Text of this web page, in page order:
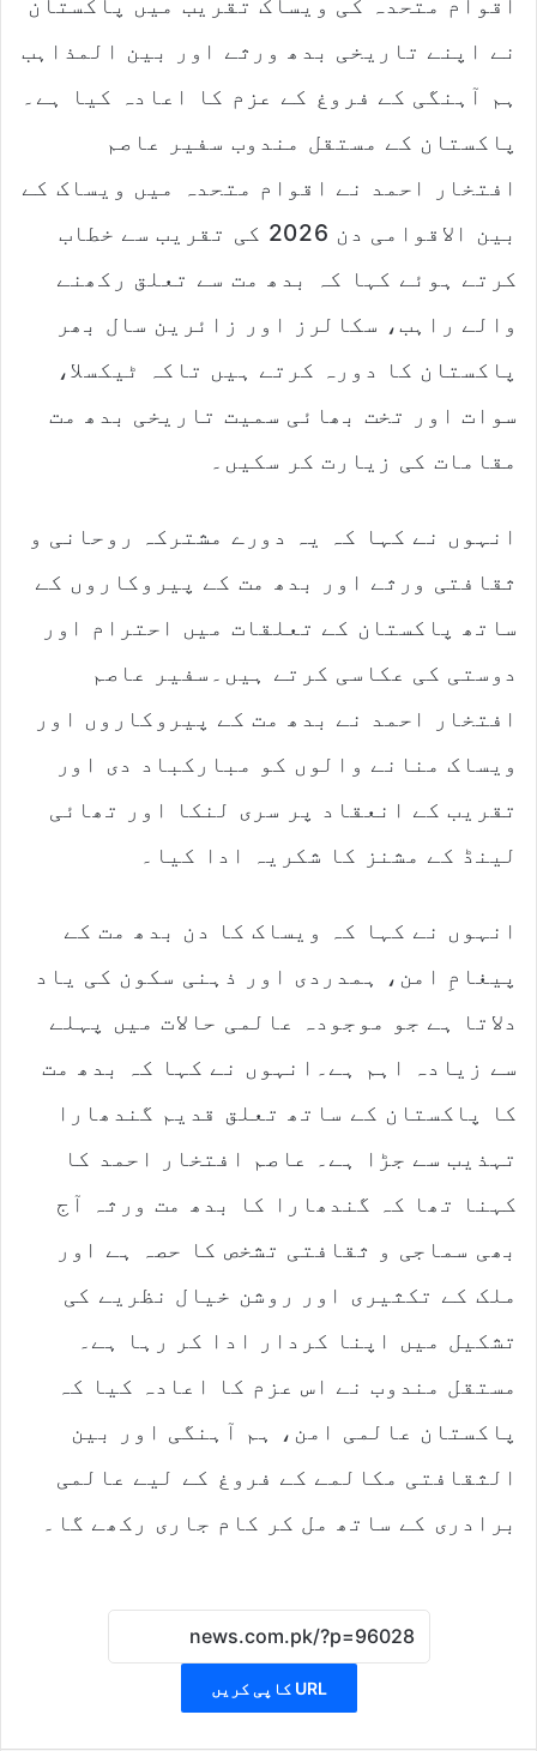
نے اپنے تاریخی بدھ ورثے اور بین المذاہب
ہم آہنگی کے فروغ کے عزم کا اعادہ کیا ہے۔
پاکستان کے مستقل مندوب سفیر عاصم
افتخار احمد نے اقوام متحدہ میں ویساک کے
بین الاقوامی دن 2026 کی تقریب سے خطاب
کرتے ہوئے کہا کہ بدھ مت سے تعلق رکھنے
والے راہب، سکالرز اور زائرین سال بھر
پاکستان کا دورہ کرتے ہیں تاکہ ٹیکسلا،
سوات اور تخت بھائی سمیت تاریخی بدھ مت
مقامات کی زیارت کر سکیں۔
انہوں نے کہا کہ یہ دورے مشترکہ روحانی و
ثقافتی ورثے اور بدھ مت کے پیروکاروں کے
ساتھ پاکستان کے تعلقات میں احترام اور
دوستی کی عکاسی کرتے ہیں۔سفیر عاصم
افتخار احمد نے بدھ مت کے پیروکاروں اور
ویساک منانے والوں کو مبارکباد دی اور
تقریب کے انعقاد پر سری لنکا اور تھائی
لینڈ کے مشنز کا شکریہ ادا کیا۔
انہوں نے کہا کہ ویساک کا دن بدھ مت کے
پیغامِ امن، ہمدردی اور ذہنی سکون کی یاد
دلاتا ہے جو موجودہ عالمی حالات میں پہلے
سے زیادہ اہم ہے۔انہوں نے کہا کہ بدھ مت
کا پاکستان کے ساتھ تعلق قدیم گندھارا
تہذیب سے جڑا ہے۔ عاصم افتخار احمد کا
کہنا تھا کہ گندھارا کا بدھ مت ورثہ آج
بھی سماجی و ثقافتی تشخص کا حصہ ہے اور
ملک کے تکثیری اور روشن خیال نظریے کی
تشکیل میں اپنا کردار ادا کر رہا ہے۔
مستقل مندوب نے اس عزم کا اعادہ کیا کہ
پاکستان عالمی امن، ہم آہنگی اور بین
الثقافتی مکالمے کے فروغ کے لیے عالمی
برادری کے ساتھ مل کر کام جاری رکھے گا۔
URL کاپی کریں